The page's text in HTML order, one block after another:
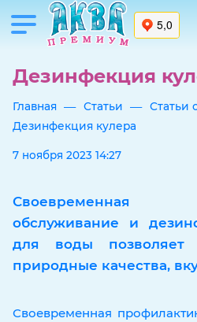
Дезинфекция
Главная — Статьи — Статьи
Дезинфекция кулера
7 ноября 2023 14:27
Своевременная
обслуживание и
для воды позволяет
природные качества,
Своевременная